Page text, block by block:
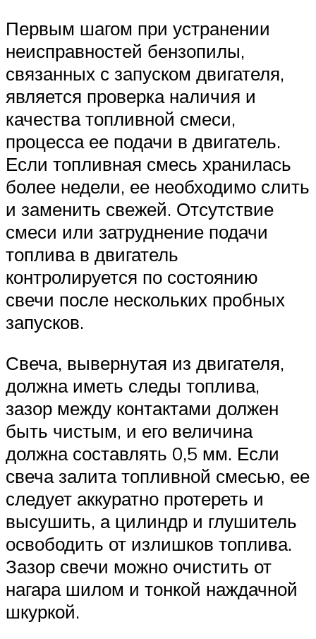
Первым шагом при устранении
неисправностей бензопилы,
связанных с запуском двигателя,
является проверка наличия и
качества топливной смеси,
процесса ее подачи в двигатель.
Если топливная смесь хранилась
более недели, ее необходимо слить
и заменить свежей. Отсутствие
смеси или затруднение подачи
топлива в двигатель
контролируется по состоянию
свечи после нескольких пробных
запусков.
Свеча, вывернутая из двигателя,
должна иметь следы топлива,
зазор между контактами должен
быть чистым, и его величина
должна составлять 0,5 мм. Если
свеча залита топливной смесью, ее
следует аккуратно протереть и
высушить, а цилиндр и глушитель
освободить от излишков топлива.
Зазор свечи можно очистить от
нагара шилом и тонкой наждачной
шкуркой.